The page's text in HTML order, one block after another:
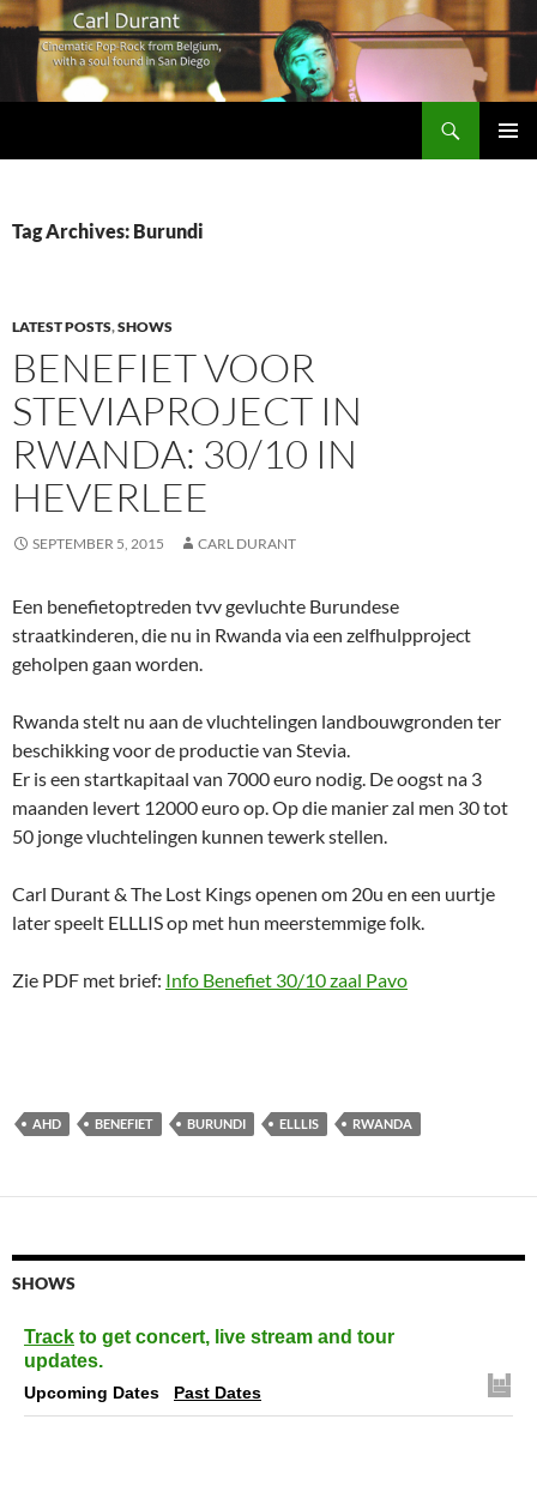
Tag Archives: Burundi
LATEST POSTS,SHOWS
BENEFIET VOOR
STEVIAPROJECT IN
RWANDA: 30/10 IN
HEVERLEE
SEPTEMBER 5, 2015 CARL DURANT
Een benefietoptreden tvv gevluchte Burundese
straatkinderen, die nu in Rwanda via een zelfhulpproject
geholpen gaan worden.
Rwanda stelt nu aan de vluchtelingen landbouwgronden ter
beschikking voor de productie van Stevia.
Er is een startkapitaal van 7000 euro nodig. De oogst na 3
maanden levert 12000 euro op. Op die manier zal men 30 tot
50 jonge vluchtelingen kunnen tewerk stellen.
Carl Durant & The Lost Kings openen om 20u en een uurtje
later speelt ELLLIS op met hun meerstemmige folk.
Zie PDF met brief: Info Benefiet 30/10 zaal Pavo
AHD BENEFIET BURUNDI ELLLIS RWANDA
SHOWS
Track to get concert, live stream and tour
updates.
Upcoming Dates Past Dates